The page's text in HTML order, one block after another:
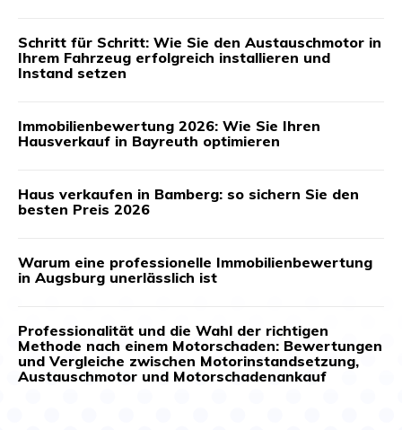
Schritt für Schritt: Wie Sie den Austauschmotor in
Ihrem Fahrzeug erfolgreich installieren und
Instand setzen
Immobilienbewertung 2026: Wie Sie Ihren
Hausverkauf in Bayreuth optimieren
Haus verkaufen in Bamberg: so sichern Sie den
besten Preis 2026
Warum eine professionelle Immobilienbewertung
in Augsburg unerlässlich ist
Professionalität und die Wahl der richtigen
Methode nach einem Motorschaden: Bewertungen
und Vergleiche zwischen Motorinstandsetzung,
Austauschmotor und Motorschadenankauf